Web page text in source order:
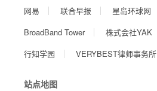
网易
联合早报
星岛环球网
BroadBand Tower
株式会社YAK
行知学园
VERYBEST律师事务所
站点地图